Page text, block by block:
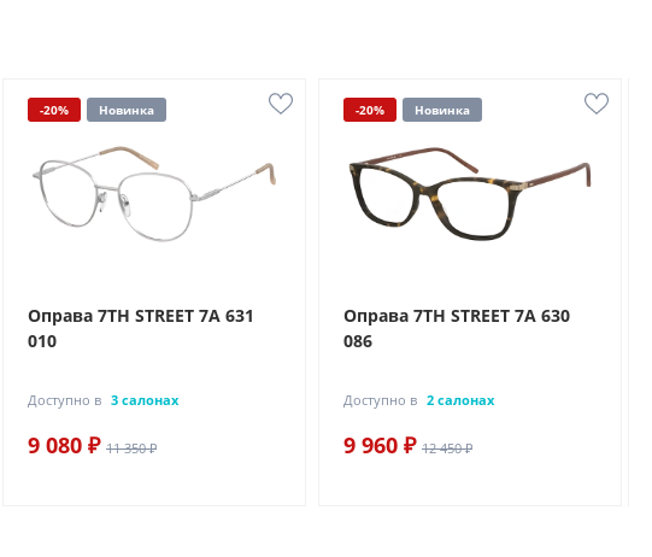
-20% Новинка
Оправа 7TH STREET 7A 631
010
Доступно в 3 салонах
9 080 ₽ 11 350 ₽
-20% Новинка
Оправа 7TH STREET 7A 630
086
Доступно в 2 салонах
9 960 ₽ 12 450 ₽